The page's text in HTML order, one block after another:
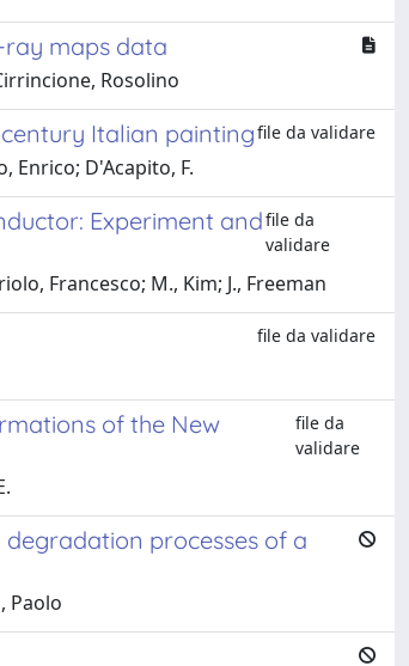
maps data
Rosolino
Italian paintingfile da validare
Enrico; D'Acapito, F.
Experiment andfile da
validare
Francesco; M., Kim; J., Freeman
file da validare
of the New
file da
validare
processes of a
Paolo